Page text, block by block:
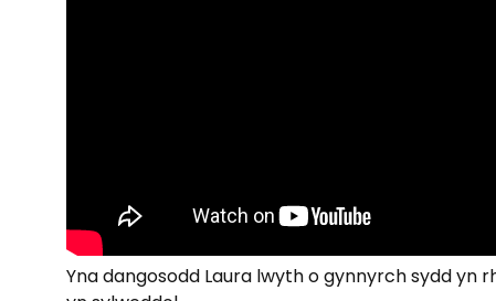
Yna dangosodd Laura lwyth o gynnyrch sydd yn